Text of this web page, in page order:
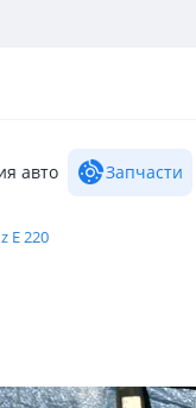
авто Запчасти
E 220